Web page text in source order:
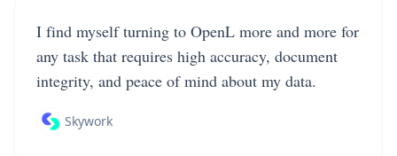
I find myself turning to OpenL more and more for
any task that requires high accuracy, document
integrity, and peace of mind about my data.
Skywork